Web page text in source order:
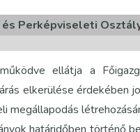
és Perképviseleti
ellátja a
elkerülése érdekében
megállapodás